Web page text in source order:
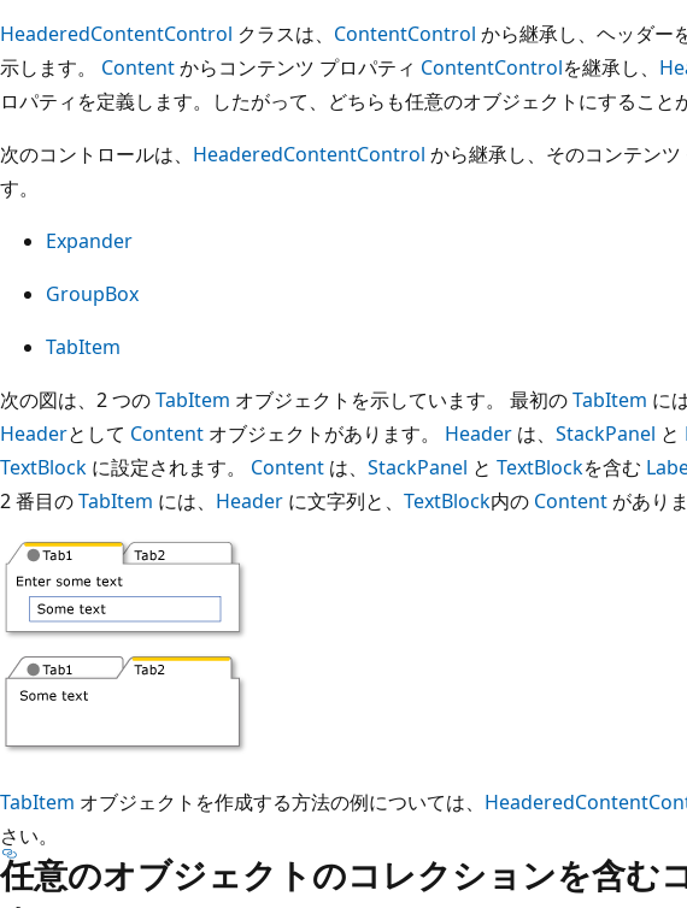
HeaderedContentControl クラスは、 ContentControl から継承し、ヘッダー
示します。 Contentからコンテンツ プロパティ ContentControlを継承し、
ロパティを定義します。したがって、どちらも任意のオブジェクトにすること
次のコントロールは、 HeaderedContentControl から継承し、そのコンテンツ
す。
Expander
GroupBox
TabItem
次の図は、2 つのTabItem オブジェクトを示しています。 最初のTabItem には
Headerとして Content オブジェクトがあります。 Header は、 StackPanel と
TextBlock に設定されます。 Content は、 StackPanel と TextBlockを含む
2 番目のTabItem には、 Header に文字列と、 TextBlock内の Content がありま
TabItem オブジェクトを作成する方法の例については、
さい。
任意のオブジェクトのコレクションを含む